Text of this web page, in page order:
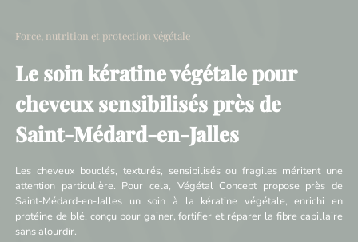
Force, nutrition et protection végétale
Le soin kératine végétale pour
cheveux sensibilisés près de
Saint-Médard-en-Jalles
Les cheveux bouclés, texturés, sensibilisés ou fragiles méritent une
attention particulière. Pour cela, Végétal Concept propose près de
Saint-Médard-en-Jalles un soin à la kératine végétale, enrichi en
protéine de blé, conçu pour gainer, fortifier et réparer la fibre capillaire
sans alourdir.